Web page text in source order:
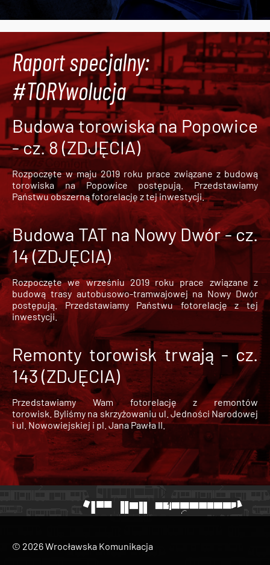
Raport specjalny:
#TORYwolucja
Budowa torowiska na Popowice
- cz. 8 (ZDJĘCIA)
Rozpoczęte w maju 2019 roku prace związane z budową
torowiska na Popowice
postępują. Przedstawiamy
Państwu obszerną fotorelację z tej inwestycji.
Budowa TAT na Nowy Dwór - cz.
14 (ZDJĘCIA)
Rozpoczęte we wrześniu 2019 roku prace związane z
budową trasy autobusowo-tramwajowej na Nowy Dwór
postępują. Przedstawiamy Państwu fotorelację z tej
inwestycji.
Remonty torowisk trwają - cz.
143 (ZDJĘCIA)
Przedstawiamy Wam fotorelację z remontów
torowisk. Byliśmy na skrzyżowaniu ul. Jedności Narodowej
i ul. Nowowiejskiej i pl. Jana Pawła II.
© 2026 Wrocławska Komunikacja